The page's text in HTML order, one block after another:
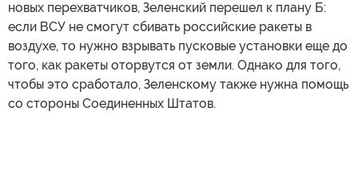
новых перехватчиков, Зеленский перешел к плану Б:
если ВСУ не смогут сбивать российские ракеты в
воздухе, то нужно взрывать пусковые установки еще до
того, как ракеты оторвутся от земли. Однако для того,
чтобы это сработало, Зеленскому также нужна помощь
со стороны Соединенных Штатов.